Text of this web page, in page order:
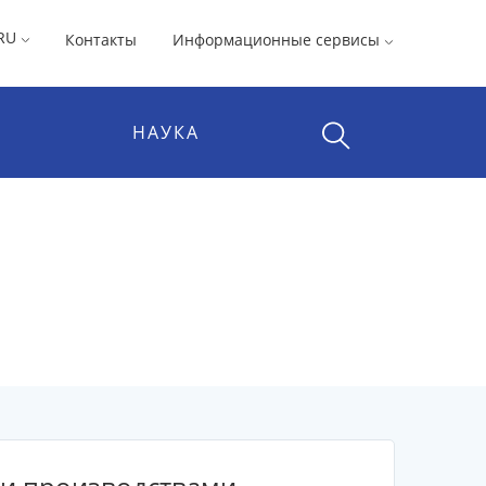
Контакты Информационные сервисы
НАУКА